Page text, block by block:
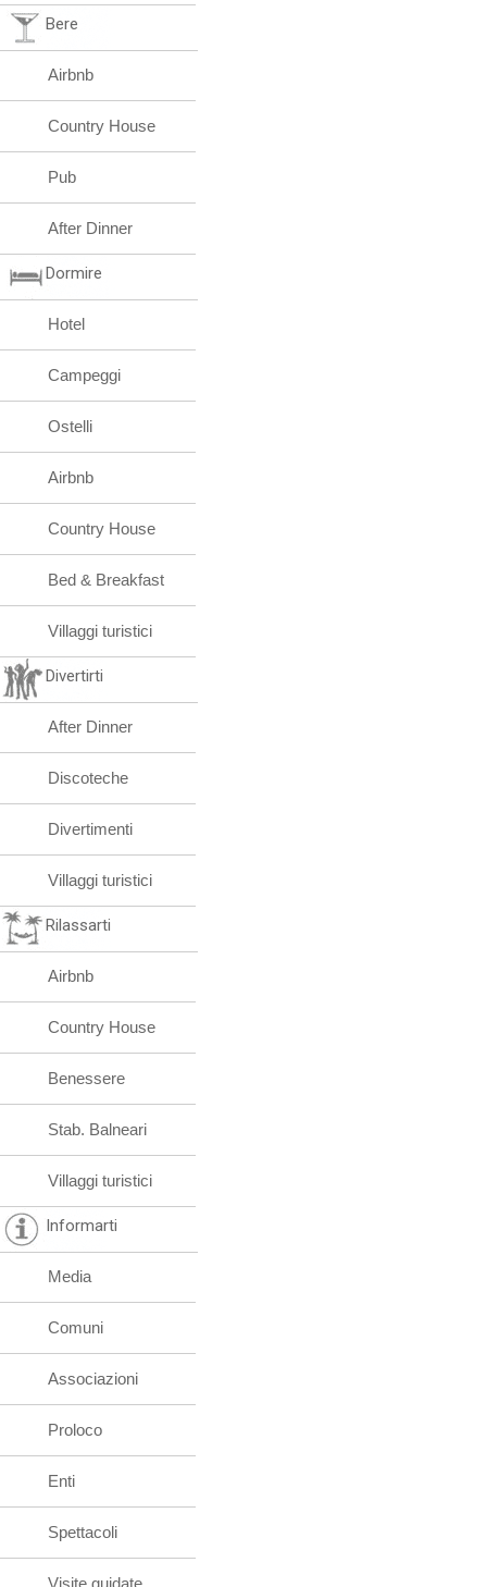
Bere
Airbnb
Country House
Pub
After Dinner
Dormire
Hotel
Campeggi
Ostelli
Airbnb
Country House
Bed & Breakfast
Villaggi turistici
Divertirti
After Dinner
Discoteche
Divertimenti
Villaggi turistici
Rilassarti
Airbnb
Country House
Benessere
Stab. Balneari
Villaggi turistici
Informarti
Media
Comuni
Associazioni
Proloco
Enti
Spettacoli
Visite guidate